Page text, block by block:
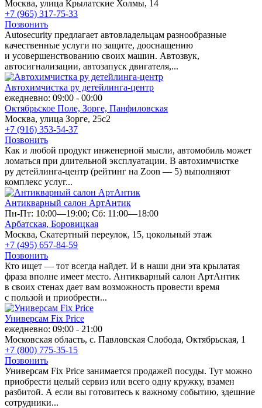
Москва, улица Крылатские Холмы, 14
+7 (965) 317-75-33
Позвонить
Autosecurity предлагает автовладельцам разнообразные
качественные услуги по защите, дооснащению
и усовершенствованию своих машин. Автозвук,
автосигнализации, автозапуск двигателя,...
Автохимчистка ру детейлинга-центр
ежедневно: 09:00 - 00:00
Октябрьское Поле, Зорге, Панфиловская
Москва, улица Зорге, 25с2
+7 (916) 353-54-37
Позвонить
Как и любой продукт инженерной мысли, автомобиль может
ломаться при длительной эксплуатации. В автохимчистке
ру детейлинга-центр (рейтинг на Zoon — 5) выполняют
комплекс услуг...
Антикварный салон АртАнтик
Пн-Пт: 10:00—19:00; Сб: 11:00—18:00
Арбатская, Боровицкая
Москва, Скатертный переулок, 15, цокольный этаж
+7 (495) 657-84-59
Позвонить
Кто ищет — тот всегда найдет. И в наши дни эта крылатая
фраза вполне имеет место. Антикварный салон АртАнтик
в своих стенах дает вам возможность провести время
с пользой и приобрести...
Универсам Fix Price
ежедневно: 09:00 - 21:00
Московская область, с. Павловская Слобода, Октябрьская, 1
+7 (800) 775-35-15
Позвонить
Универсам Fix Price занимается продажей посуды. Тут можно
приобрести целый сервиз или всего одну кружку, взамен
разбитой. А если вы готовитесь к важному событию, здешние
сотрудники...